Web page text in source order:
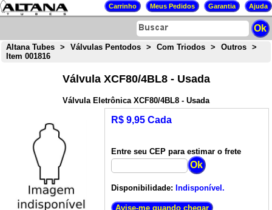
Altana Tubes > Válvulas Pentodos > Com Triodos > Outros
>
Item 001816
Válvula XCF80/4BL8 - Usada
Válvula Eletrônica XCF80/4BL8 - Usada
R$ 9,95 Cada
Entre seu CEP para estimar o frete
Disponibilidade: Indisponível.